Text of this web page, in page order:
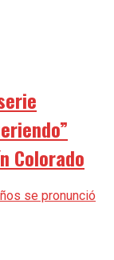
Colorado
se pronunció